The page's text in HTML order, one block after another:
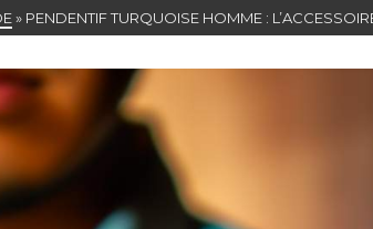
» PENDENTIF TURQUOISE HOMME :